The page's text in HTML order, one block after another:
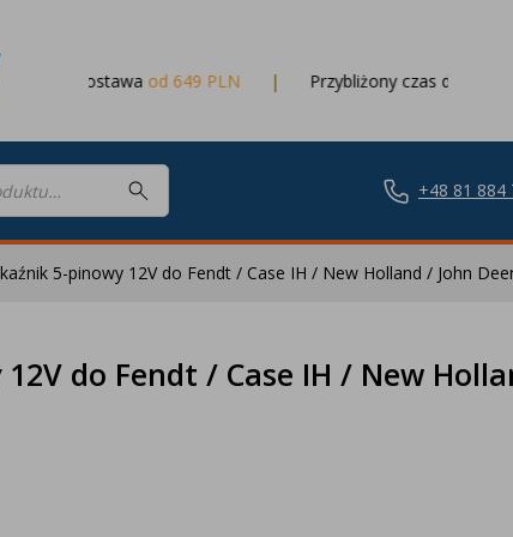
od 649 PLN Przybliżony czas dostawy3 dni robocze
+48 81 884
Lampy robocze LED
5-pinowy 12V do Fendt / Case IH / New Holland / John
do Fendt / Case IH / New